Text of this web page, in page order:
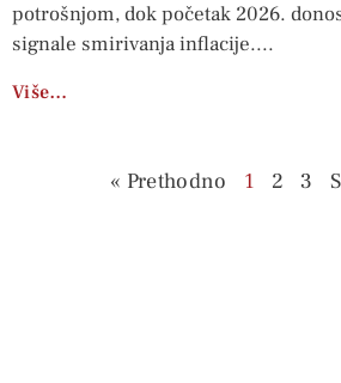
potrošnjom, dok početak 2026.
signale smirivanja inflacije.
Više…
« Prethodno 1 2 3